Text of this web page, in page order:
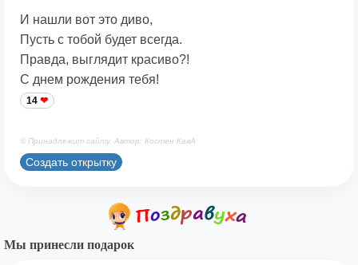
И нашли вот это диво,
Пусть с тобой будет всегда.
Правда, выглядит красиво?!
С днем рождения тебя!
14
© Принадлежит сайту. Автор: Костен КавА
Создать открытку
Мы принесли подарок